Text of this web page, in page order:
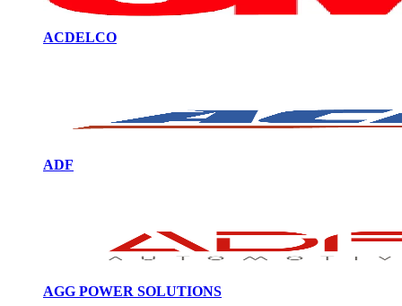
ACDELCO
ADF
AGG POWER SOLUTIONS